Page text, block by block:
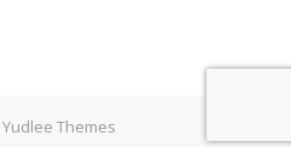
Yudlee Themes